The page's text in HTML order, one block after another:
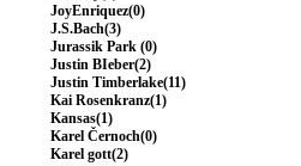
JoyEnriquez(0)
J.S.Bach(3)
Jurassik Park (0)
Justin BIeber(2)
Justin Timberlake(11)
Kai Rosenkranz(1)
Kansas(1)
Karel Černoch(0)
Karel gott(2)